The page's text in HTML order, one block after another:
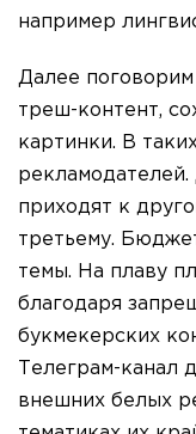
например
Далее
треш-контент,
картинки. В
приходят к
третьему.
темы. На плаву
благодаря
букмекерских
Телеграм-канал
внешних белых